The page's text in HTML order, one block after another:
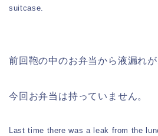
suitcase.
前回鞄の中のお弁当から液漏れが
今回お弁当は持っていません。
Last time there was a leak from the